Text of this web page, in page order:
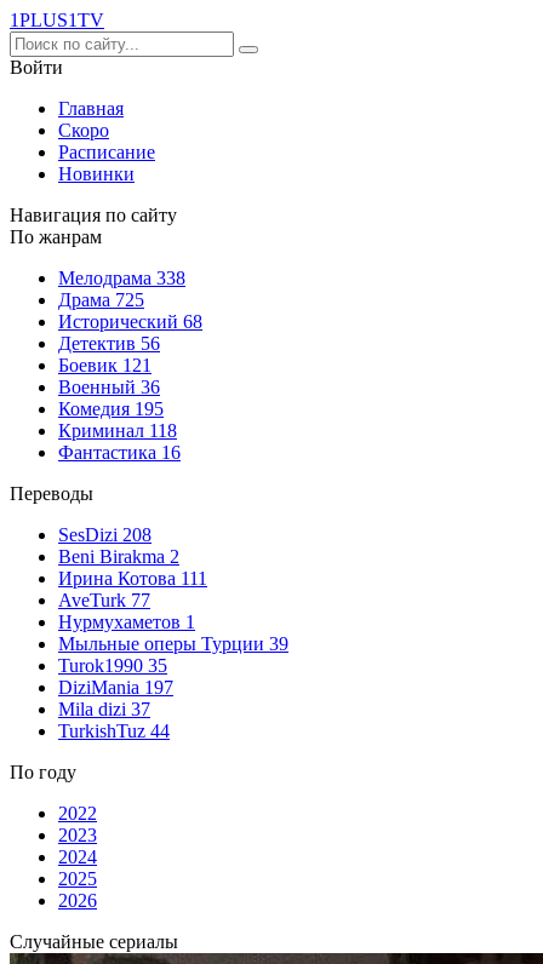
1PLUS1TV
Войти
Главная
Скоро
Расписание
Новинки
Навигация по сайту
По жанрам
Мелодрама 338
Драма 725
Исторический 68
Детектив 56
Боевик 121
Военный 36
Комедия 195
Криминал 118
Фантастика 16
Переводы
SesDizi 208
Beni Birakma 2
Ирина Котова 111
AveTurk 77
Нурмухаметов 1
Мыльные оперы Турции 39
Turok1990 35
DiziMania 197
Mila dizi 37
TurkishTuz 44
По году
2022
2023
2024
2025
2026
Случайные сериалы